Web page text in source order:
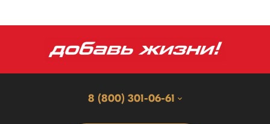
8 (800) 301-06-61